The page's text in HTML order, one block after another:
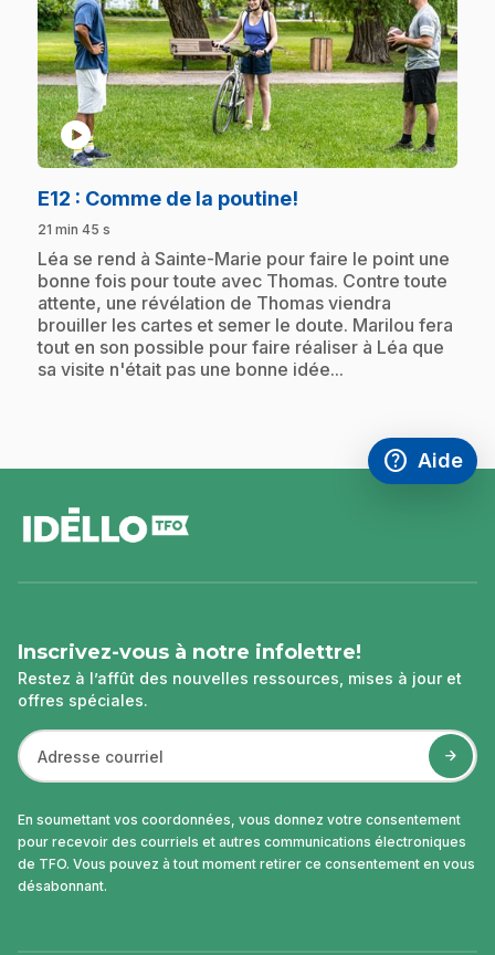
play_circle
E12 : Comme de la poutine!
21 min 45 s
.Léa se rend à Sainte-Marie pour faire le point une
bonne fois pour toute avec Thomas. Contre toute
attente, une révélation de Thomas viendra
brouiller les cartes et semer le doute. Marilou fera
tout en son possible pour faire réaliser à Léa que
sa visite n'était pas une bonne idée...
help
Accéder à
Aide
,Ce lien
de
page
Inscrivez-vous à notre infolettre!
Restez à l’affût des nouvelles ressources, mises à jour et
offres spéciales.
En soumettant vos coordonnées, vous donnez votre consentement
pour recevoir des courriels et autres communications électroniques
de TFO. Vous pouvez à tout moment retirer ce consentement en vous
désabonnant.